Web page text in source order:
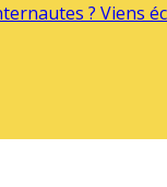
? Viens